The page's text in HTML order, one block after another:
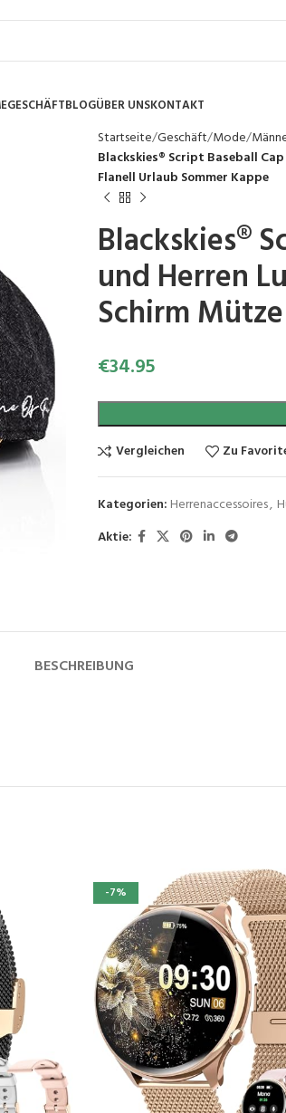
GESCHÄFTBLOGÜBER UNSKONTAKT
Startseite Geschäft Mode
Blackskies® Script Baseball
Flanell Urlaub Sommer Kappe
Blackskies®
und Herren
Schirm
€34.95
Vergleichen
Zu
Kategorien: Herrenaccessoires,
Aktie:
BESCHREIBUNG
-7%